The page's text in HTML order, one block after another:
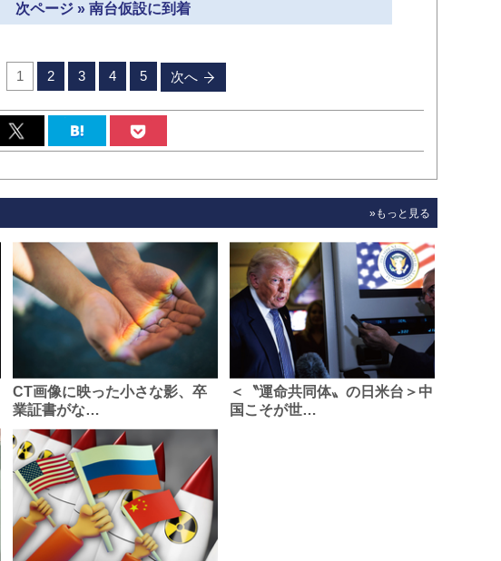
次ページ » 南台仮設に到着
1 2 3 4 5 次へ
»もっと見る
CT画像に映った小さな影、卒
業証書がな…
＜〝運命共同体〟の日米台＞中
国こそが世…